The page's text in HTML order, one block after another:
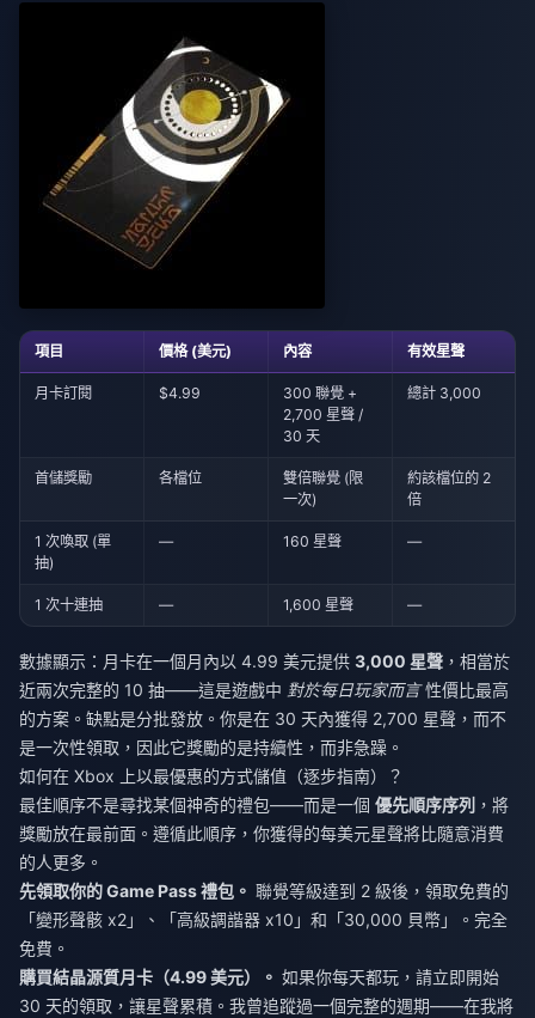
項目 價格 (美元) 內容 有效星聲
月卡訂閱 $4.99
300 聯覺 +
2,700 星聲 /
30 天
總計 3,000
首儲獎勵 各檔位
雙倍聯覺 (限
一次)
約該檔位的 2
倍
1 次喚取 (單
抽)
— 160 星聲 —
1 次十連抽 — 1,600 星聲 —
數據顯示：月卡在一個月內以 4.99 美元提供 3,000 星聲 ，相當於
近兩次完整的 10 抽——這是遊戲中 對於每日玩家而言性價比最高
的方案。缺點是分批發放。你是在 30 天內獲得 2,700 星聲，而不
是一次性領取，因此它獎勵的是持續性，而非急躁。
如何在 Xbox 上以最優惠的方式儲值（逐步指南）？
最佳順序不是尋找某個神奇的禮包——而是一個 優先順序序列 ，將
獎勵放在最前面。遵循此順序，你獲得的每美元星聲將比隨意消費
的人更多。
先領取你的 Game Pass 禮包。 聯覺等級達到 2 級後，領取免費的
「變形聲骸 x2」、「高級調諧器 x10」和「30,000 貝幣」。完全
免費。
購買結晶源質月卡（4.99 美元）。 如果你每天都玩，請立即開始
30 天的領取，讓星聲累積。我曾追蹤過一個完整的週期——在我將